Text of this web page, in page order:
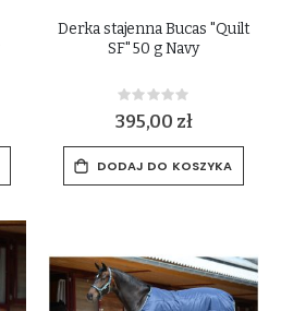
Derka stajenna Bucas "Quilt
SF" 50 g Navy
Rating:
0%
395,00 zł
DODAJ DO KOSZYKA